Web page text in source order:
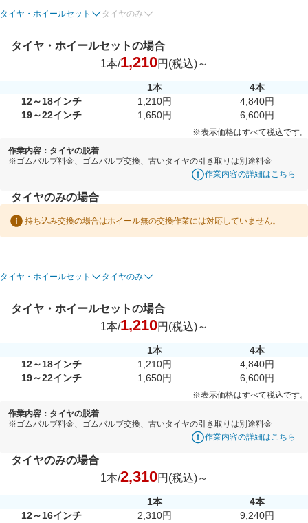
タイヤ・ホイールセット タイヤのみ
タイヤ・ホイールセットの場合
1本/1,210円(税込)～
1本
4本
12～18インチ
1,210円
4,840円
19～22インチ
1,650円 6,600円
※表示価格はすべて税込です。
作業内容：タイヤの脱着
※ゴムバルブ料金、ゴムバルブ交換、古いタイヤの引き取りは別途料金
作業内容の詳細はこちら
タイヤのみの場合
持ち込み交換の場合はホイール無の交換作業には対応していません。
タイヤ・ホイールセット タイヤのみ
タイヤ・ホイールセットの場合
1本/1,210円(税込)～
1本
4本
12～18インチ
1,210円
4,840円
19～22インチ
1,650円 6,600円
※表示価格はすべて税込です。
作業内容：タイヤの脱着
※ゴムバルブ料金、ゴムバルブ交換、古いタイヤの引き取りは別途料金
作業内容の詳細はこちら
タイヤのみの場合
1本/2,310円(税込)～
1本
4本
12～16インチ
2,310円 9,240円